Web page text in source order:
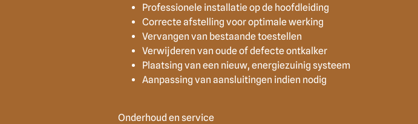
Professionele installatie op de hoofdleiding
Correcte afstelling voor optimale werking
Vervangen van bestaande toestellen
Verwijderen van oude of defecte ontkalker
Plaatsing van een nieuw, energiezuinig systeem
Aanpassing van aansluitingen indien nodig
Onderhoud en service